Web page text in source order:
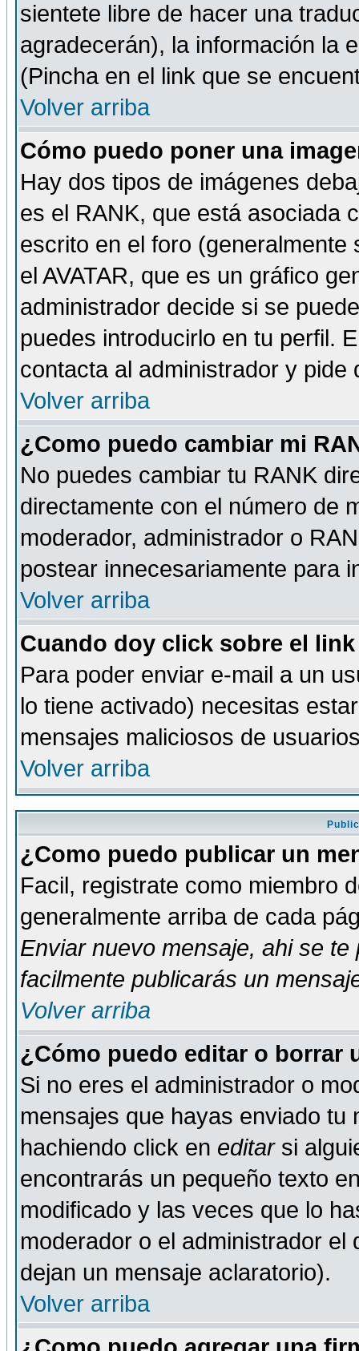
sientete libre de hacer una
agradecerán), la información la
(Pincha en el link que se
Volver arriba
Cómo puedo poner una
Hay dos tipos de imágenes
es el RANK, que está asociada
escrito en el foro
el AVATAR, que es un gráfico
administrador decide si se
puedes introducirlo en tu perfil.
contacta al administrador y
Volver arriba
¿Como puedo cambiar mi
No puedes cambiar tu RANK
directamente con el número de
moderador, administrador o
postear innecesariamente para
Volver arriba
Cuando doy click sobre el
Para poder enviar e-mail a un
lo tiene activado) necesitas
mensajes maliciosos de
Volver arriba
¿Como puedo publicar un
Facil, registrate como miembro
generalmente arriba de cada
Enviar nuevo mensaje, ahi se te
facilmente publicarás un
Volver arriba
¿Cómo puedo editar o borrar
Si no eres el administrador o
mensajes que hayas enviado tu
hachiendo click en editarsi
encontrarás un pequeño texto
modificado y las veces que lo
moderador o el administrador
dejan un mensaje aclaratorio).
Volver arriba